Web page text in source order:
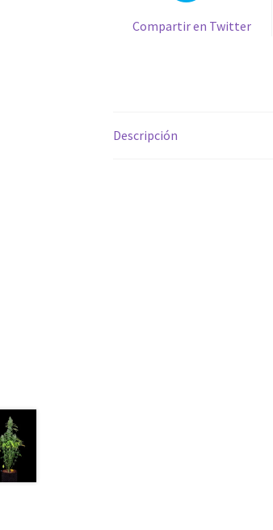
Compartir en Twitter
Descripción